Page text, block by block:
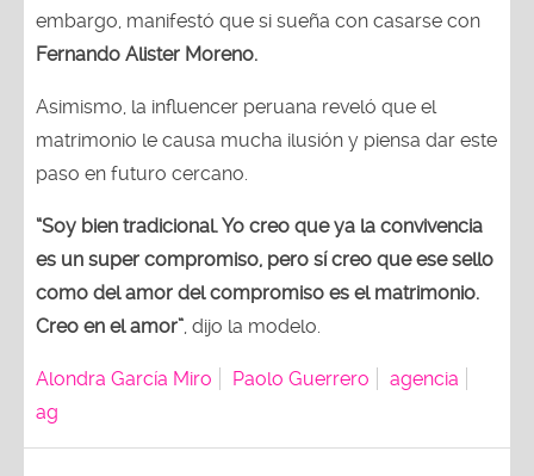
embargo, manifestó que si sueña con casarse con
Fernando Alister Moreno.
Asimismo, la influencer peruana reveló que el
matrimonio le causa mucha ilusión y piensa dar este
paso en futuro cercano.
“Soy bien tradicional. Yo creo que ya la convivencia
es un super compromiso, pero sí creo que ese sello
como del amor del compromiso es el matrimonio.
Creo en el amor” dijo la modelo.
Alondra García Miro Paolo Guerrero
agencia
ag